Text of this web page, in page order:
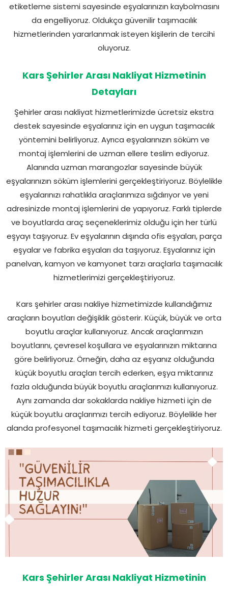
etiketleme sistemi sayesinde eşyalarınızın kaybolmasını
da engelliyoruz. Oldukça güvenilir taşımacılık
hizmetlerinden yararlanmak isteyen kişilerin de tercihi
oluyoruz.
Kars Şehirler Arası Nakliyat Hizmetinin
Detayları
Şehirler arası nakliyat hizmetlerimizde ücretsiz ekstra
destek sayesinde eşyalarınız için en uygun taşımacılık
yöntemini belirliyoruz. Ayrıca eşyalarınızın söküm ve
montaj işlemlerini de uzman ellere teslim ediyoruz.
Alanında uzman marangozlar sayesinde büyük
eşyalarınızın söküm işlemlerini gerçekleştiriyoruz. Böylelikle
eşyalarınızı rahatlıkla araçlarımıza sığdırıyor ve yeni
adresinizde montaj işlemlerini de yapıyoruz. Farklı tiplerde
ve boyutlarda araç seçeneklerimiz olduğu için her türlü
eşyayı taşıyoruz. Ev eşyalarının dışında ofis eşyaları, parça
eşyalar ve fabrika eşyaları da taşıyoruz. Eşyalarınız için
panelvan, kamyon ve kamyonet tarzı araçlarla taşımacılık
hizmetlerimizi gerçekleştiriyoruz.
Kars şehirler arası nakliye hizmetimizde kullandığımız
araçların boyutları değişiklik gösterir. Küçük, büyük ve orta
boyutlu araçlar kullanıyoruz. Ancak araçlarımızın
boyutlarını, çevresel koşullara ve eşyalarınızın miktarına
göre belirliyoruz. Örneğin, daha az eşyanız olduğunda
küçük boyutlu araçları tercih ederken, eşya miktarınız
fazla olduğunda büyük boyutlu araçlarımızı kullanıyoruz.
Aynı zamanda dar sokaklarda nakliye hizmeti için de
küçük boyutlu araçlarımızı tercih ediyoruz. Böylelikle her
alanda profesyonel taşımacılık hizmeti gerçekleştiriyoruz.
Kars Şehirler Arası Nakliyat Hizmetinin